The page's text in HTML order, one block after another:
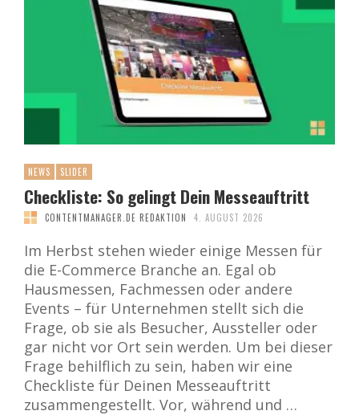
NEWS SLIDER
Checkliste: So gelingt Dein Messeauftritt
CONTENTMANAGER.DE REDAKTION 4. AUGUST 2026
Im Herbst stehen wieder einige Messen für
die E-Commerce Branche an. Egal ob
Hausmessen, Fachmessen oder andere
Events – für Unternehmen stellt sich die
Frage, ob sie als Besucher, Aussteller oder
gar nicht vor Ort sein werden. Um bei dieser
Frage behilflich zu sein, haben wir eine
Checkliste für Deinen Messeauftritt
zusammengestellt. Vor, während und …